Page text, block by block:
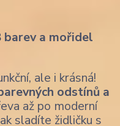
a mořidel
ale i krásná!
odstínů a
až po moderní
sladíte židličku s